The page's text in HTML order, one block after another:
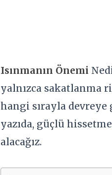
Isınmanın Önemi
yalnızca sakatlanma
hangi sırayla
yazıda, güçlü
alacağız.